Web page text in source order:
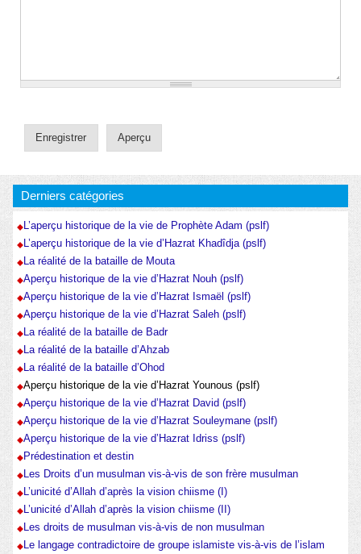
Derniers catégories
L’aperçu historique de la vie de Prophète Adam (pslf)
L’aperçu historique de la vie d’Hazrat Khadîdja (pslf)
La réalité de la bataille de Mouta
Aperçu historique de la vie d’Hazrat Nouh (pslf)
Aperçu historique de la vie d’Hazrat Ismaël (pslf)
Aperçu historique de la vie d’Hazrat Saleh (pslf)
La réalité de la bataille de Badr
La réalité de la bataille d’Ahzab
La réalité de la bataille d’Ohod
Aperçu historique de la vie d’Hazrat Younous (pslf)
Aperçu historique de la vie d’Hazrat David (pslf)
Aperçu historique de la vie d’Hazrat Souleymane (pslf)
Aperçu historique de la vie d’Hazrat Idriss (pslf)
Prédestination et destin
Les Droits d’un musulman vis-à-vis de son frère musulman
L’unicité d’Allah d’après la vision chiisme (I)
L’unicité d’Allah d’après la vision chiisme (II)
Les droits de musulman vis-à-vis de non musulman
Le langage contradictoire de groupe islamiste vis-à-vis de l’islam